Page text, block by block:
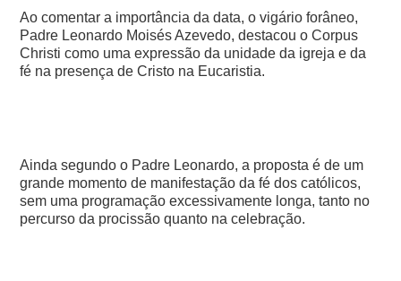
Ao comentar a importância da data, o vigário forâneo,
Padre Leonardo Moisés Azevedo, destacou o Corpus
Christi como uma expressão da unidade da igreja e da
fé na presença de Cristo na Eucaristia.
Ainda segundo o Padre Leonardo, a proposta é de um
grande momento de manifestação da fé dos católicos,
sem uma programação excessivamente longa, tanto no
percurso da procissão quanto na celebração.